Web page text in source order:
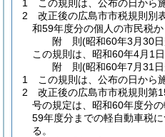
1
この規則は、公布の日から
2
改正後の広島市市税規則別
和59年度分の個人の市民税か
附 則(昭和60年3月30日
この規則は、昭和60年4月1日
附 則(昭和60年7月31日
1
この規則は、公布の日から
2
改正後の広島市市税規則第
号の規定は、昭和60年度分
59年度分までの軽自動車税
る。